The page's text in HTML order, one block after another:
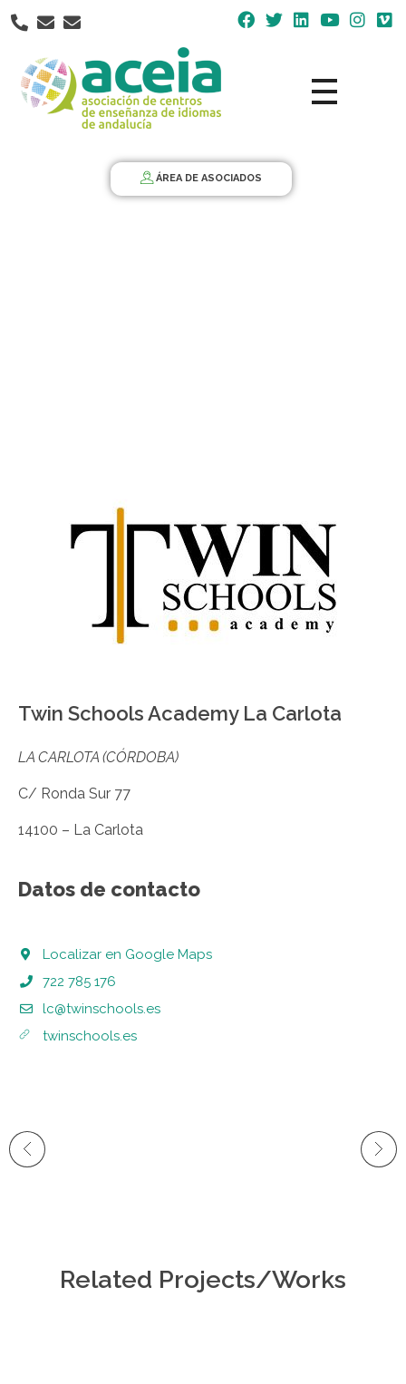
Nota:
este
web
incluye
ÁREA DE ASOCIADOS
Twin Schools Academy La Carlota
LA CARLOTA (CÓRDOBA)
C/ Ronda Sur 77
14100 – La Carlota
Datos de contacto
Localizar en Google Maps
722 785 176
lc@twinschools.es
twinschools.es
Related Projects/Works